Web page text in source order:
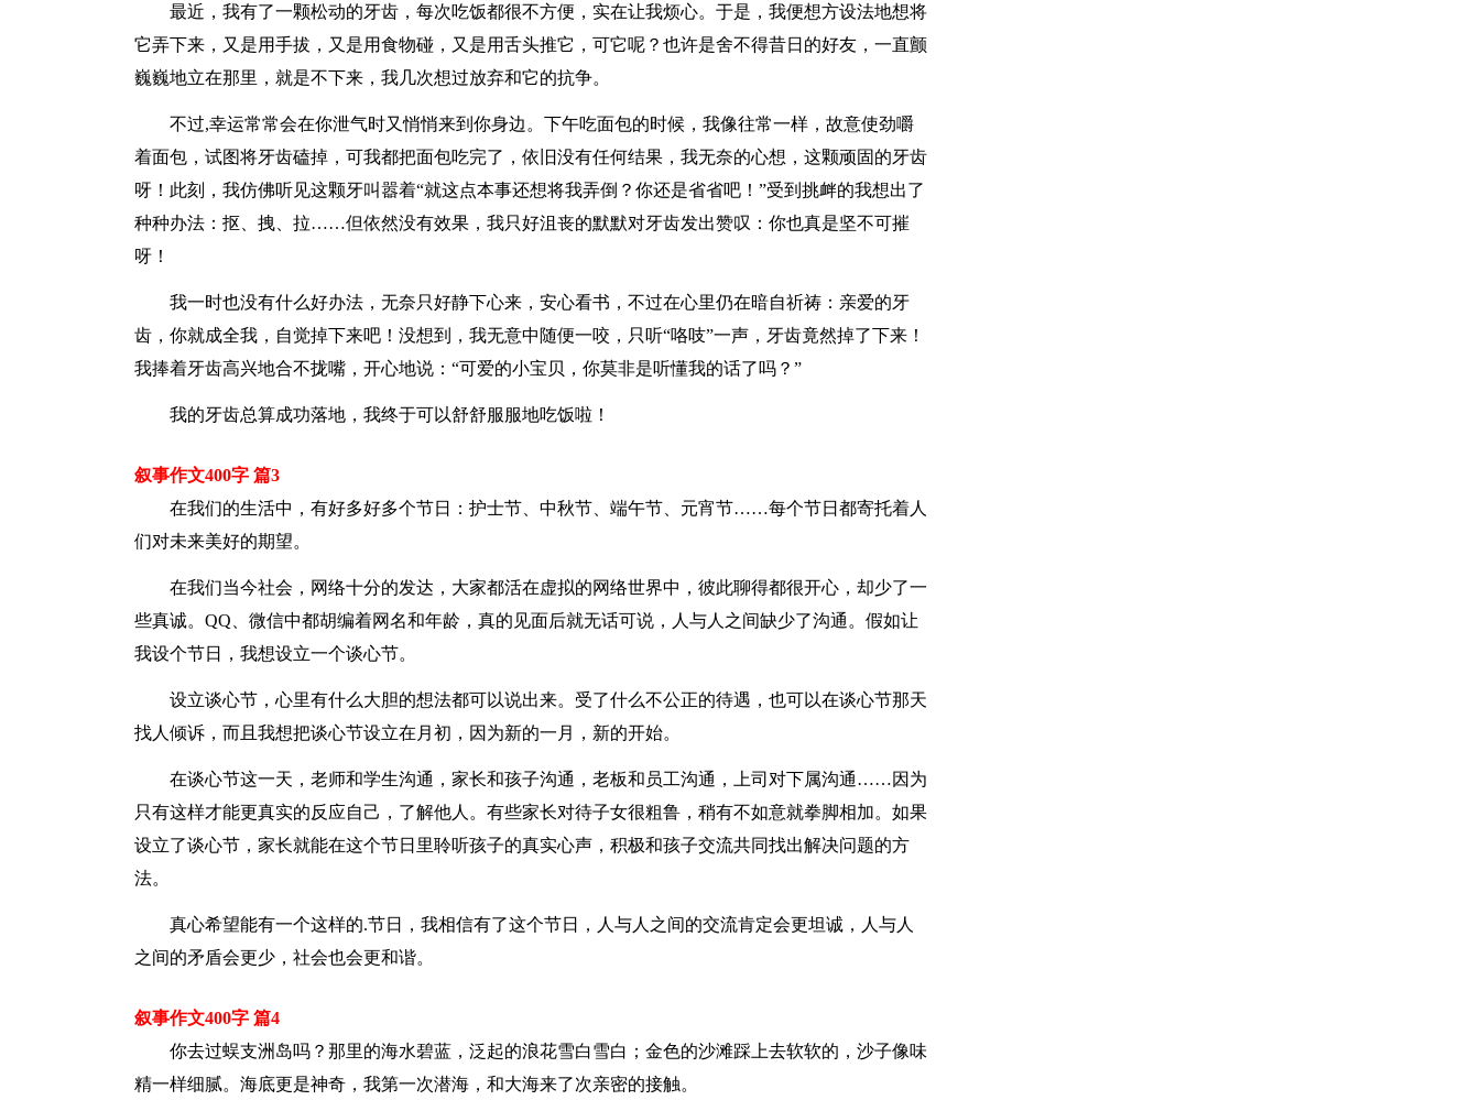
最近，我有了一颗松动的牙齿，每次吃饭都很不方便，实在让我烦心。于是，我便想方设法地想将
它弄下来，又是用手拔，又是用食物碰，又是用舌头推它，可它呢？也许是舍不得昔日的好友，一直颤
巍巍地立在那里，就是不下来，我几次想过放弃和它的抗争。
不过,幸运常常会在你泄气时又悄悄来到你身边。下午吃面包的时候，我像往常一样，故意使劲嚼
着面包，试图将牙齿磕掉，可我都把面包吃完了，依旧没有任何结果，我无奈的心想，这颗顽固的牙齿
呀！此刻，我仿佛听见这颗牙叫嚣着“就这点本事还想将我弄倒？你还是省省吧！”受到挑衅的我想出了
种种办法：抠、拽、拉……但依然没有效果，我只好沮丧的默默对牙齿发出赞叹：你也真是坚不可摧
呀！
我一时也没有什么好办法，无奈只好静下心来，安心看书，不过在心里仍在暗自祈祷：亲爱的牙
齿，你就成全我，自觉掉下来吧！没想到，我无意中随便一咬，只听“咯吱”一声，牙齿竟然掉了下来！
我捧着牙齿高兴地合不拢嘴，开心地说：“可爱的小宝贝，你莫非是听懂我的话了吗？”
我的牙齿总算成功落地，我终于可以舒舒服服地吃饭啦！
叙事作文400字 篇3
在我们的生活中，有好多好多个节日：护士节、中秋节、端午节、元宵节……每个节日都寄托着人
们对未来美好的期望。
在我们当今社会，网络十分的发达，大家都活在虚拟的网络世界中，彼此聊得都很开心，却少了一
些真诚。QQ、微信中都胡编着网名和年龄，真的见面后就无话可说，人与人之间缺少了沟通。假如让
我设个节日，我想设立一个谈心节。
设立谈心节，心里有什么大胆的想法都可以说出来。受了什么不公正的待遇，也可以在谈心节那天
找人倾诉，而且我想把谈心节设立在月初，因为新的一月，新的开始。
在谈心节这一天，老师和学生沟通，家长和孩子沟通，老板和员工沟通，上司对下属沟通……因为
只有这样才能更真实的反应自己，了解他人。有些家长对待子女很粗鲁，稍有不如意就拳脚相加。如果
设立了谈心节，家长就能在这个节日里聆听孩子的真实心声，积极和孩子交流共同找出解决问题的方
法。
真心希望能有一个这样的.节日，我相信有了这个节日，人与人之间的交流肯定会更坦诚，人与人
之间的矛盾会更少，社会也会更和谐。
叙事作文400字 篇4
你去过蜈支洲岛吗？那里的海水碧蓝，泛起的浪花雪白雪白；金色的沙滩踩上去软软的，沙子像味
精一样细腻。海底更是神奇，我第一次潜海，和大海来了次亲密的接触。